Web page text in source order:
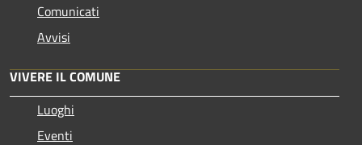
Comunicati
Avvisi
VIVERE IL COMUNE
Luoghi
Eventi